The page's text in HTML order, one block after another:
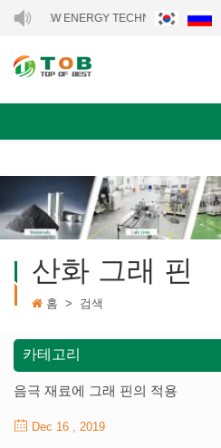
NEW ENERGY TECHNOLOGY CO., LTD..
산화 그래 핀
홈 > 검색
카테고리
음극 재료에 그래 핀의 적용
Dec 16 , 2019